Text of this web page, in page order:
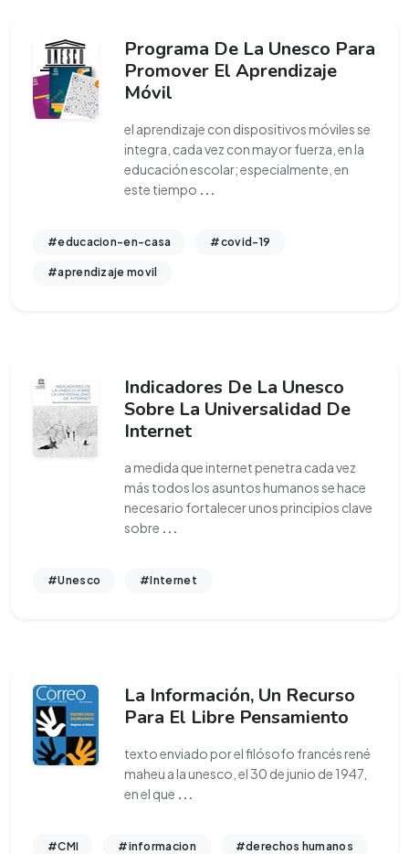
Programa De La Unesco Para
Promover El Aprendizaje
Móvil
el aprendizaje con dispositivos móviles se
integra, cada vez con mayor fuerza, en la
educación escolar; especialmente, en
este tiempo ...
#educacion-en-casa #covid-19
#aprendizaje movil
Indicadores De La Unesco
Sobre La Universalidad De
Internet
a medida que internet penetra cada vez
más todos los asuntos humanos se hace
necesario fortalecer unos principios clave
sobre ...
#Unesco #Internet
La Información, Un Recurso
Para El Libre Pensamiento
texto enviado por el filósofo francés rené
maheu a la unesco, el 30 de junio de 1947,
en el que ...
#CMI #informacion #derechos humanos